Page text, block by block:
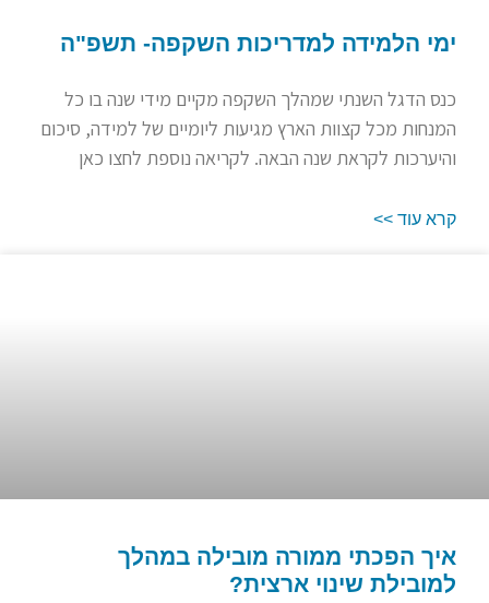
ימי הלמידה למדריכות השקפה- תשפ"ה
כנס הדגל השנתי שמהלך השקפה מקיים מידי שנה בו כל
המנחות מכל קצוות הארץ מגיעות ליומיים של למידה, סיכום
והיערכות לקראת שנה הבאה. לקריאה נוספת לחצו כאן
קרא עוד >>
איך הפכתי ממורה מובילה במהלך
למובילת שינוי ארצית?